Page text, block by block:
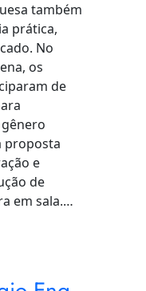
também
prática,
No
os
de
proposta
e
de
em sala.…